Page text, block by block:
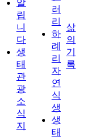
알
립
니
다
생
태
관
광
소
식
지
러
리
하
례
리
자
연
식
생
생
태
삶
의
기
록